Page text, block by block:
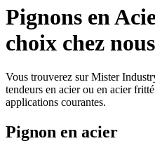
Pignons en
choix chez
Vous trouverez sur Mister
tendeurs en acier ou en acier
applications courantes.
Pignon en acier